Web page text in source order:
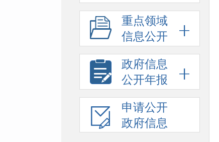
重点领域
信息公开
政府信息
公开年报
申请公开
政府信息